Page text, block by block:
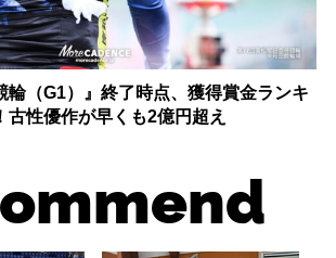
輪（G1）』終了時点、獲得賞金ランキ
古性優作が早くも2億円超え